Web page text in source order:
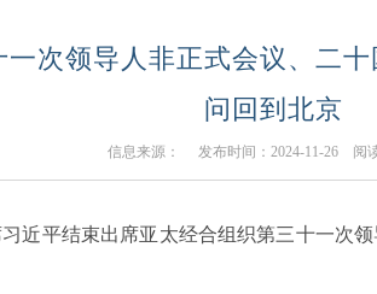
次领导人非正式会议、二
问回到北京
信息来源： 发布时间：2024-11-26 阅
平结束出席亚太经合组织第三十一次